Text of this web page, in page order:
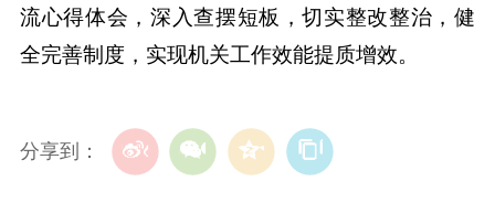
流心得体会，深入查摆短板，切实整改整治，健
全完善制度，实现机关工作效能提质增效。
分享到：